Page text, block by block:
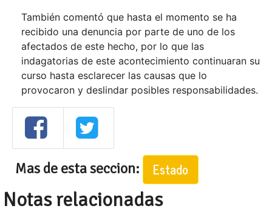
También comentó que hasta el momento se ha
recibido una denuncia por parte de uno de los
afectados de este hecho, por lo que las
indagatorias de este acontecimiento continuaran su
curso hasta esclarecer las causas que lo
provocaron y deslindar posibles responsabilidades.
Mas de esta seccion: Estado
Notas relacionadas